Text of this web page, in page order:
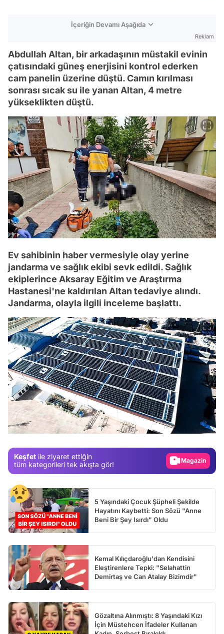
İçeriğin Devamı Aşağıda
Reklam
Abdullah Altan, bir arkadaşının müstakil evinin
çatısındaki güneş enerjisini kontrol ederken
cam panelin üzerine düştü. Camın kırılması
sonrası sıcak su ile yanan Altan, 4 metre
yükseklikten düştü.
Ev sahibinin haber vermesiyle olay yerine
jandarma ve sağlık ekibi sevk edildi. Sağlık
ekiplerince Aksaray Eğitim ve Araştırma
Hastanesi'ne kaldırılan Altan tedaviye alındı.
Jandarma, olayla ilgili inceleme başlattı.
Keşfet ile ziyaret ettiğin
tüm kategorileri tek akışta gör!
Video
Test
Magazin
5 Yaşındaki Çocuk Şüpheli Şekilde
Hayatını Kaybetti: Son Sözü "Anne
Beni Bir Şey Isırdı" Oldu
Kemal Kılıçdaroğlu'dan Kendisini
Eleştirenlere Tepki: "Selahattin
Demirtaş ve Can Atalay Bizimdir"
Gözaltına Alınmıştı: 8 Yaşındaki Kızı
İçin Müstehcen İfadeler Kullanan